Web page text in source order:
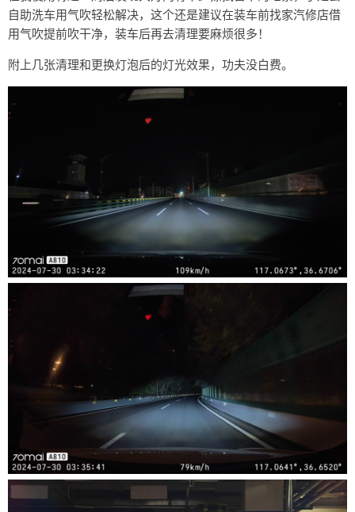
自助洗车用气吹轻松解决，这个还是建议在装车前找家汽修店借
用气吹提前吹干净，装车后再去清理要麻烦很多！
附上几张清理和更换灯泡后的灯光效果，功夫没白费。